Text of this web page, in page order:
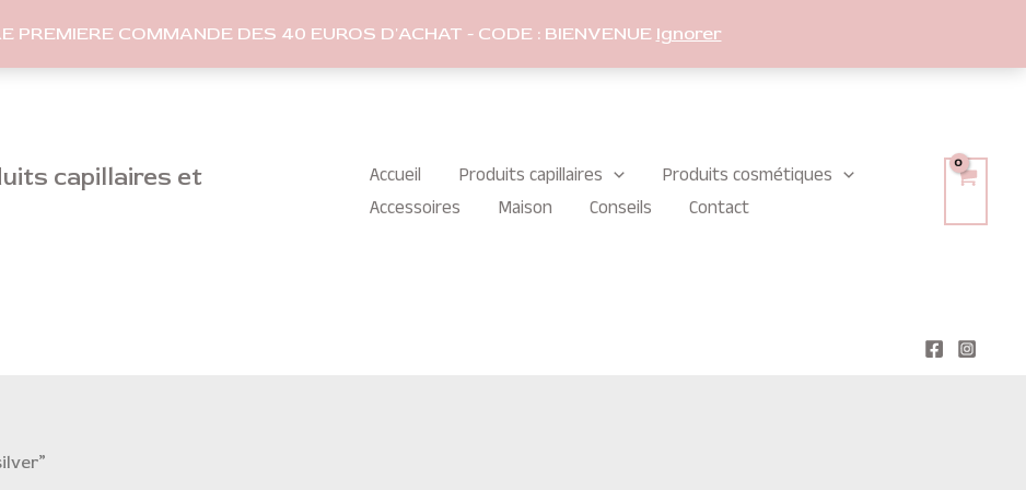
PREMIERE COMMANDE DES 40 EUROS D'ACHAT - CODE : BIENVENUE Ignorer
capillaires et
Accueil Produits capillaires
Produits cosmétiques
Accessoires
Maison Conseils Contact